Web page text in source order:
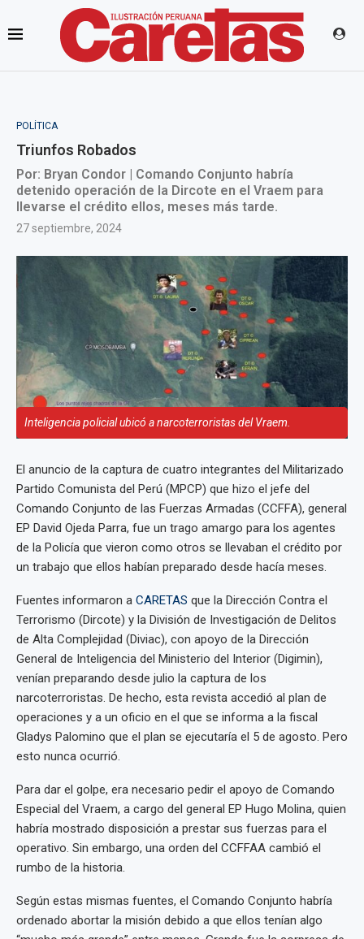
POLÍTICA
Triunfos Robados
Por: Bryan Condor | Comando Conjunto habría
detenido operación de la Dircote en el Vraem para
llevarse el crédito ellos, meses más tarde.
27 septiembre, 2024
Inteligencia policial ubicó a narcoterroristas del Vraem.
El anuncio de la captura de cuatro integrantes del Militarizado
Partido Comunista del Perú (MPCP) que hizo el jefe del
Comando Conjunto de las Fuerzas Armadas (CCFFA), general
EP David Ojeda Parra, fue un trago amargo para los agentes
de la Policía que vieron como otros se llevaban el crédito por
un trabajo que ellos habían preparado desde hacía meses.
Fuentes informaron a CARETAS que la Dirección Contra el
Terrorismo (Dircote) y la División de Investigación de Delitos
de Alta Complejidad (Diviac), con apoyo de la Dirección
General de Inteligencia del Ministerio del Interior (Digimin),
venían preparando desde julio la captura de los
narcoterroristas. De hecho, esta revista accedió al plan de
operaciones y a un oficio en el que se informa a la fiscal
Gladys Palomino que el plan se ejecutaría el 5 de agosto. Pero
esto nunca ocurrió.
Para dar el golpe, era necesario pedir el apoyo de Comando
Especial del Vraem, a cargo del general EP Hugo Molina, quien
habría mostrado disposición a prestar sus fuerzas para el
operativo. Sin embargo, una orden del CCFFAA cambió el
rumbo de la historia.
Según estas mismas fuentes, el Comando Conjunto habría
ordenado abortar la misión debido a que ellos tenían algo